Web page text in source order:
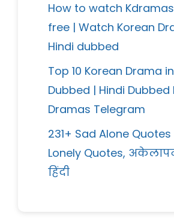
How to watch
free | Watch Korean
Hindi dubbed
Top 10 Korean Drama
Dubbed | Hindi Dubbed
Dramas Telegram
231+ Sad Alone Quotes
Lonely Quotes,
हिंदी